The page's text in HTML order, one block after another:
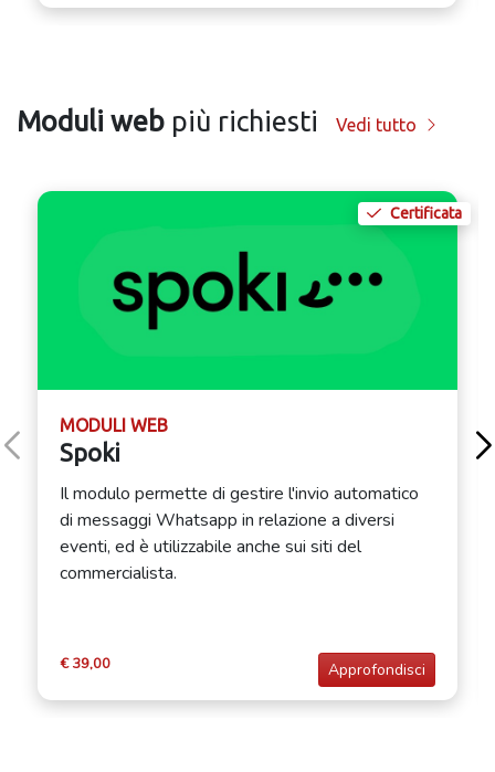
Moduli web più richiesti Vedi tutto
Certificata
MODULI WEB
Spoki
Il modulo permette di gestire l'invio automatico
di messaggi Whatsapp in relazione a diversi
eventi, ed è utilizzabile anche sui siti del
commercialista.
€ 39,00 Approfondisci